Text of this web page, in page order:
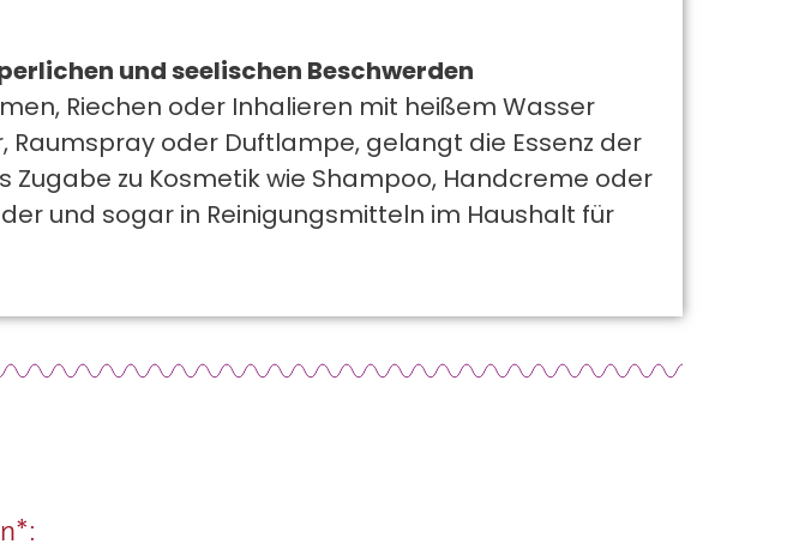
und seelischen Beschwerden
Riechen oder Inhalieren mit heißem Wasser
oder Duftlampe, gelangt die Essenz der
Zugabe zu Kosmetik wie Shampoo, Handcreme oder
und sogar in Reinigungsmitteln im Haushalt für